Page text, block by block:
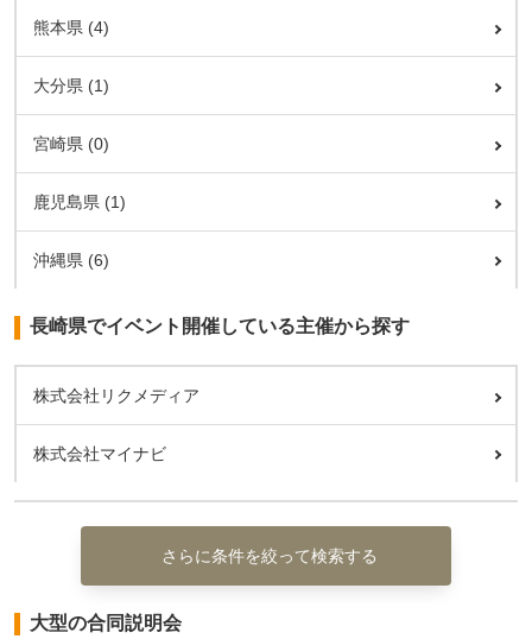
熊本県 (4)
大分県 (1)
宮崎県 (0)
鹿児島県 (1)
沖縄県 (6)
長崎県でイベント開催している主催から探す
株式会社リクメディア
株式会社マイナビ
さらに条件を絞って検索する
大型の合同説明会